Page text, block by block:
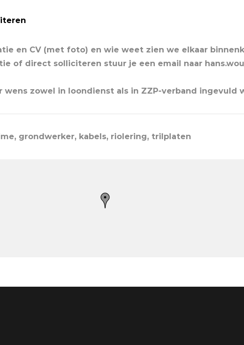
en CV (met foto) en wie weet zien we elkaar
of direct solliciteren stuur je een email naar
wens zowel in loondienst als in ZZP-verband ingevuld
grondwerker, kabels, riolering, trilplaten